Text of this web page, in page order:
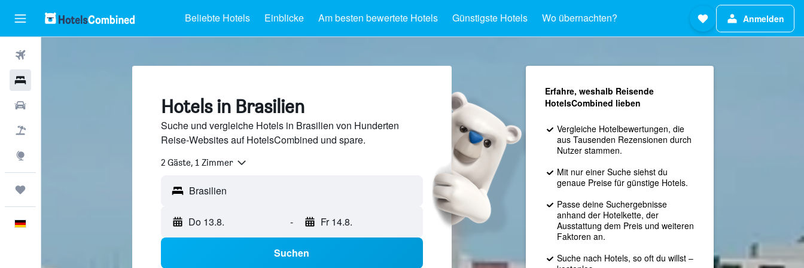
Beliebte Hotels Einblicke Am besten bewertete Hotels Günstigste Hotels Wo übernachten? Anmelden
Hotels in Brasilien
Suche und vergleiche Hotels in Brasilien von Hunderten
Reise-Websites auf HotelsCombined und spare.
2 Gäste, 1 Zimmer
Brasilien
Do 13.8. - Fr 14.8.
Suchen
Erfahre, weshalb Reisende
HotelsCombined lieben
Vergleiche Hotelbewertungen, die
aus Tausenden Rezensionen durch
Nutzer stammen.
Mit nur einer Suche siehst du
genaue Preise für günstige Hotels.
Passe deine Suchergebnisse
anhand der Hotelkette, der
Ausstattung dem Preis und weiteren
Faktoren an.
Suche nach Hotels, so oft du willst –